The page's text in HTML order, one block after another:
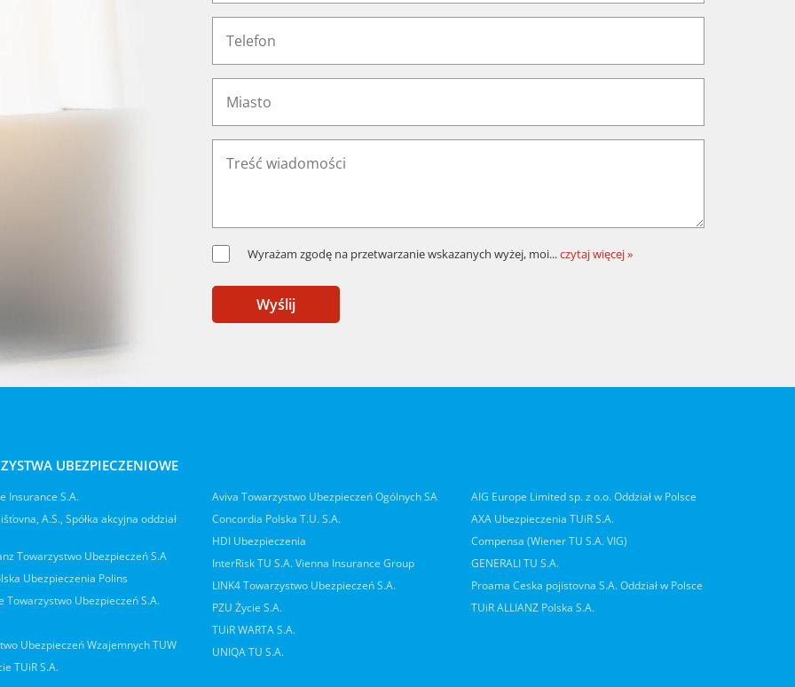
Wyrażam zgodę na przetwarzanie wskazanych wyżej, moi...czytaj więcej »
Wyślij
UBEZPIECZENIOWE
Insurance S.A.
A.S., Spółka akcyjna oddział
Towarzystwo Ubezpieczeń S.A
Ubezpieczenia Polins
Towarzystwo Ubezpieczeń S.A.
Ubezpieczeń Wzajemnych TUW
TUiR S.A.
Aviva Towarzystwo Ubezpieczeń Ogólnych SA
Concordia Polska T.U. S.A.
HDI Ubezpieczenia
InterRisk TU S.A. Vienna Insurance Group
LINK4 Towarzystwo Ubezpieczeń S.A.
PZU Życie S.A.
TUiR WARTA S.A.
UNIQA TU S.A.
AIG Europe Limited sp. z o.o. Oddział w Polsce
AXA Ubezpieczenia TUiR S.A.
Compensa (Wiener TU S.A. VIG)
GENERALI TU S.A.
Proama Ceska pojistovna S.A. Oddział w Polsce
TUiR ALLIANZ Polska S.A.